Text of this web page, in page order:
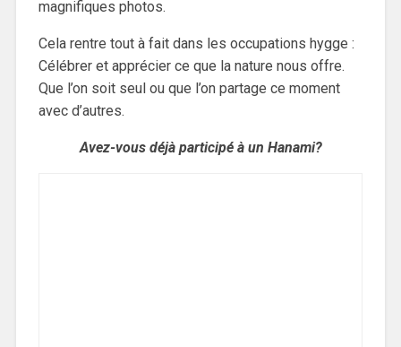
magnifiques photos.
Cela rentre tout à fait dans les occupations hygge :
Célébrer et apprécier ce que la nature nous offre.
Que l’on soit seul ou que l’on partage ce moment
avec d’autres.
Avez-vous déjà participé à un Hanami?